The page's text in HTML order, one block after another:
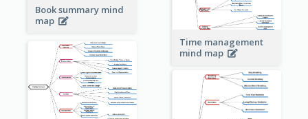
Book summary mind
map
Time management
mind map